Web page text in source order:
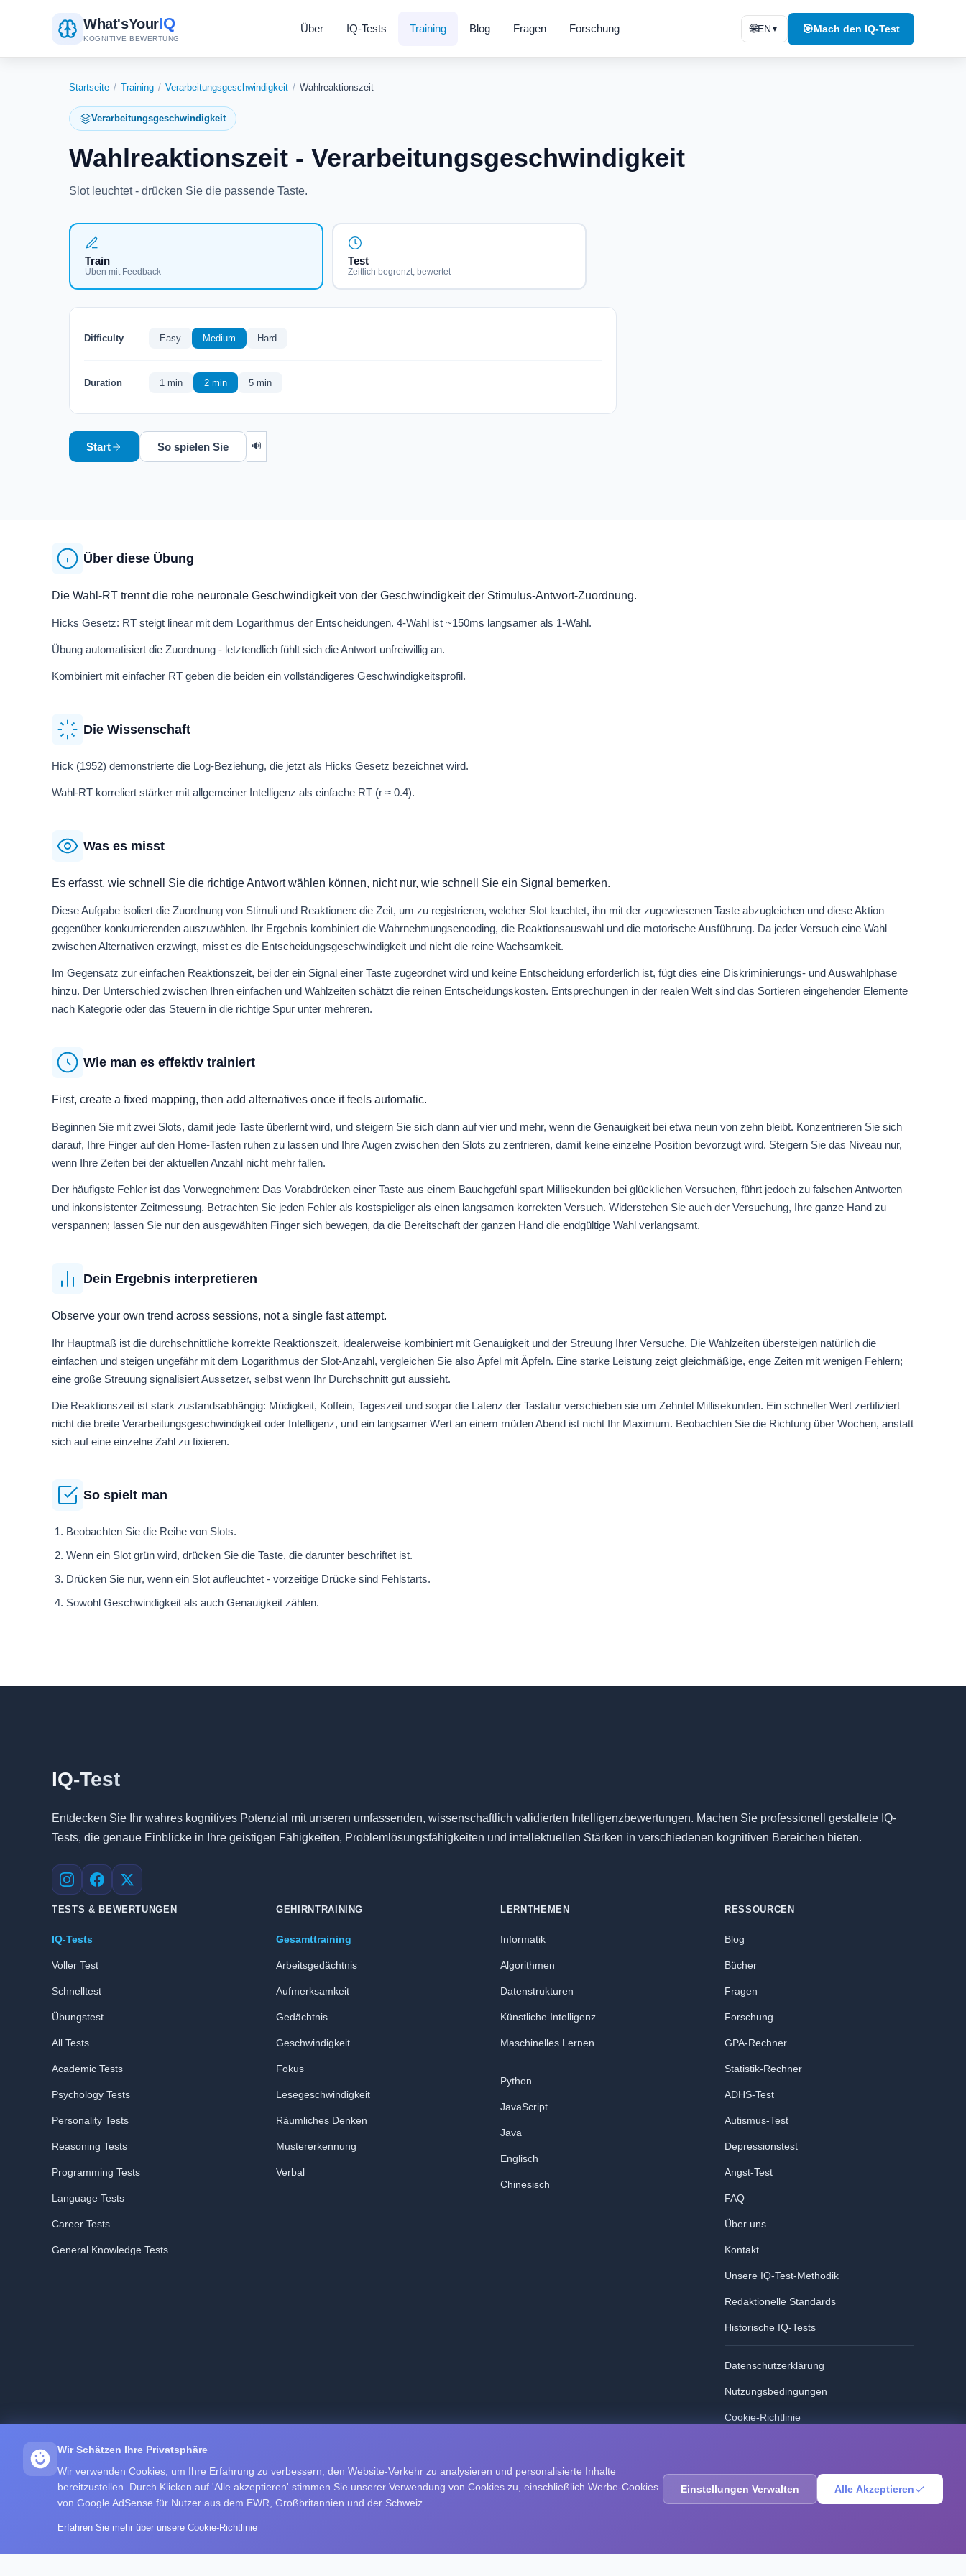
What'sYourIQ
KOGNITIVE BEWERTUNG
Über IQ-Tests Training Blog Fragen Forschung 🌐EN ▼ 🎯Mach den IQ-Test
Startseite / Training / Verarbeitungsgeschwindigkeit / Wahlreaktionszeit
Verarbeitungsgeschwindigkeit
Wahlreaktionszeit - Verarbeitungsgeschwindigkeit
Slot leuchtet - drücken Sie die passende Taste.
Train
Üben mit Feedback
Test
Zeitlich begrenzt, bewertet
Difficulty Easy Medium Hard
Duration 1 min 2 min 5 min
Start So spielen Sie 🔊
Über diese Übung
Die Wahl-RT trennt die rohe neuronale Geschwindigkeit von der Geschwindigkeit der Stimulus-Antwort-Zuordnung.
Hicks Gesetz: RT steigt linear mit dem Logarithmus der Entscheidungen. 4-Wahl ist ~150ms langsamer als 1-Wahl.
Übung automatisiert die Zuordnung - letztendlich fühlt sich die Antwort unfreiwillig an.
Kombiniert mit einfacher RT geben die beiden ein vollständigeres Geschwindigkeitsprofil.
Die Wissenschaft
Hick (1952) demonstrierte die Log-Beziehung, die jetzt als Hicks Gesetz bezeichnet wird.
Wahl-RT korreliert stärker mit allgemeiner Intelligenz als einfache RT (r ≈ 0.4).
Was es misst
Es erfasst, wie schnell Sie die richtige Antwort wählen können, nicht nur, wie schnell Sie ein Signal bemerken.
Diese Aufgabe isoliert die Zuordnung von Stimuli und Reaktionen: die Zeit, um zu registrieren, welcher Slot leuchtet, ihn mit der zugewiesenen Taste abzugleichen und diese Aktion
gegenüber konkurrierenden auszuwählen. Ihr Ergebnis kombiniert die Wahrnehmungsencoding, die Reaktionsauswahl und die motorische Ausführung. Da jeder Versuch eine Wahl
zwischen Alternativen erzwingt, misst es die Entscheidungsgeschwindigkeit und nicht die reine Wachsamkeit.
Im Gegensatz zur einfachen Reaktionszeit, bei der ein Signal einer Taste zugeordnet wird und keine Entscheidung erforderlich ist, fügt dies eine Diskriminierungs- und Auswahlphase
hinzu. Der Unterschied zwischen Ihren einfachen und Wahlzeiten schätzt die reinen Entscheidungskosten. Entsprechungen in der realen Welt sind das Sortieren eingehender Elemente
nach Kategorie oder das Steuern in die richtige Spur unter mehreren.
Wie man es effektiv trainiert
First, create a fixed mapping, then add alternatives once it feels automatic.
Beginnen Sie mit zwei Slots, damit jede Taste überlernt wird, und steigern Sie sich dann auf vier und mehr, wenn die Genauigkeit bei etwa neun von zehn bleibt. Konzentrieren Sie sich
darauf, Ihre Finger auf den Home-Tasten ruhen zu lassen und Ihre Augen zwischen den Slots zu zentrieren, damit keine einzelne Position bevorzugt wird. Steigern Sie das Niveau nur,
wenn Ihre Zeiten bei der aktuellen Anzahl nicht mehr fallen.
Der häufigste Fehler ist das Vorwegnehmen: Das Vorabdrücken einer Taste aus einem Bauchgefühl spart Millisekunden bei glücklichen Versuchen, führt jedoch zu falschen Antworten
und inkonsistenter Zeitmessung. Betrachten Sie jeden Fehler als kostspieliger als einen langsamen korrekten Versuch. Widerstehen Sie auch der Versuchung, Ihre ganze Hand zu
verspannen; lassen Sie nur den ausgewählten Finger sich bewegen, da die Bereitschaft der ganzen Hand die endgültige Wahl verlangsamt.
Dein Ergebnis interpretieren
Observe your own trend across sessions, not a single fast attempt.
Ihr Hauptmaß ist die durchschnittliche korrekte Reaktionszeit, idealerweise kombiniert mit Genauigkeit und der Streuung Ihrer Versuche. Die Wahlzeiten übersteigen natürlich die
einfachen und steigen ungefähr mit dem Logarithmus der Slot-Anzahl, vergleichen Sie also Äpfel mit Äpfeln. Eine starke Leistung zeigt gleichmäßige, enge Zeiten mit wenigen Fehlern;
eine große Streuung signalisiert Aussetzer, selbst wenn Ihr Durchschnitt gut aussieht.
Die Reaktionszeit ist stark zustandsabhängig: Müdigkeit, Koffein, Tageszeit und sogar die Latenz der Tastatur verschieben sie um Zehntel Millisekunden. Ein schneller Wert zertifiziert
nicht die breite Verarbeitungsgeschwindigkeit oder Intelligenz, und ein langsamer Wert an einem müden Abend ist nicht Ihr Maximum. Beobachten Sie die Richtung über Wochen, anstatt
sich auf eine einzelne Zahl zu fixieren.
So spielt man
Beobachten Sie die Reihe von Slots.
Wenn ein Slot grün wird, drücken Sie die Taste, die darunter beschriftet ist.
Drücken Sie nur, wenn ein Slot aufleuchtet - vorzeitige Drücke sind Fehlstarts.
Sowohl Geschwindigkeit als auch Genauigkeit zählen.
IQ-Test
Entdecken Sie Ihr wahres kognitives Potenzial mit unseren umfassenden, wissenschaftlich validierten Intelligenzbewertungen. Machen Sie professionell gestaltete IQ-
Tests, die genaue Einblicke in Ihre geistigen Fähigkeiten, Problemlösungsfähigkeiten und intellektuellen Stärken in verschiedenen kognitiven Bereichen bieten.
Instagram
Facebook
X
TESTS & BEWERTUNGEN
IQ-Tests
Voller Test
Schnelltest
Übungstest
All Tests
Academic Tests
Psychology Tests
Personality Tests
Reasoning Tests
Programming Tests
Language Tests
Career Tests
General Knowledge Tests
GEHIRNTRAINING
Gesamttraining
Arbeitsgedächtnis
Aufmerksamkeit
Gedächtnis
Geschwindigkeit
Fokus
Lesegeschwindigkeit
Räumliches Denken
Mustererkennung
Verbal
LERNTHEMEN
Informatik
Algorithmen
Datenstrukturen
Künstliche Intelligenz
Maschinelles Lernen
Python
JavaScript
Java
Englisch
Chinesisch
RESSOURCEN
Blog
Bücher
Fragen
Forschung
GPA-Rechner
Statistik-Rechner
ADHS-Test
Autismus-Test
Depressionstest
Angst-Test
FAQ
Über uns
Kontakt
Unsere IQ-Test-Methodik
Redaktionelle Standards
Historische IQ-Tests
Datenschutzerklärung
Nutzungsbedingungen
Cookie-Richtlinie
Wir Schätzen Ihre Privatsphäre
Wir verwenden Cookies, um Ihre Erfahrung zu verbessern, den Website-Verkehr zu analysieren und personalisierte Inhalte
bereitzustellen. Durch Klicken auf 'Alle akzeptieren' stimmen Sie unserer Verwendung von Cookies zu, einschließlich Werbe-Cookies
von Google AdSense für Nutzer aus dem EWR, Großbritannien und der Schweiz.
Erfahren Sie mehr über unsere Cookie-Richtlinie
Einstellungen Verwalten Alle Akzeptieren